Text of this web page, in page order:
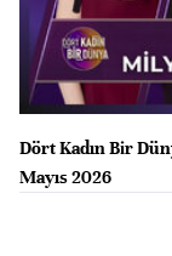
Dört Kadın Bir
Mayıs 2026